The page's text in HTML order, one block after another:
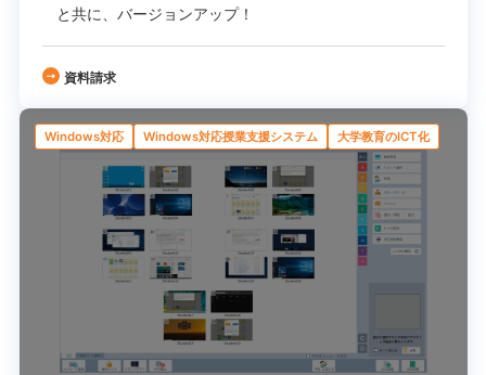
と共に、バージョンアップ！
資料請求
Windows対応 Windows対応授業支援システム 大学教育のICT化